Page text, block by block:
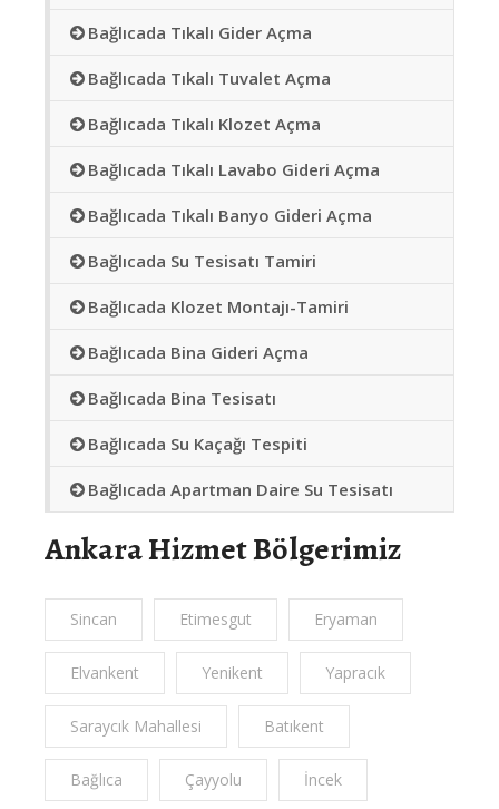
Bağlıcada Tıkalı Gider Açma
Bağlıcada Tıkalı Tuvalet Açma
Bağlıcada Tıkalı Klozet Açma
Bağlıcada Tıkalı Lavabo Gideri Açma
Bağlıcada Tıkalı Banyo Gideri Açma
Bağlıcada Su Tesisatı Tamiri
Bağlıcada Klozet Montajı-Tamiri
Bağlıcada Bina Gideri Açma
Bağlıcada Bina Tesisatı
Bağlıcada Su Kaçağı Tespiti
Bağlıcada Apartman Daire Su Tesisatı
Ankara Hizmet Bölgerimiz
Sincan Etimesgut Eryaman
Elvankent Yenikent Yapracık
Saraycık Mahallesi Batıkent
Bağlıca Çayyolu İncek